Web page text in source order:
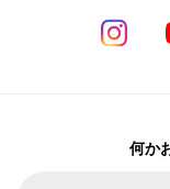
何か